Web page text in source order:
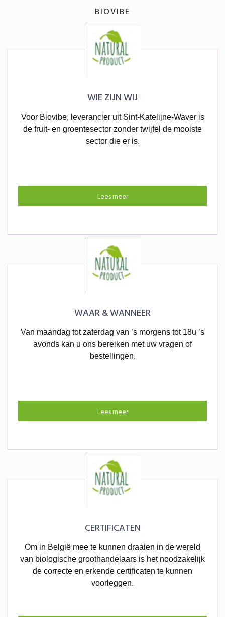
BIOVIBE
WIE ZIJN WIJ
Voor Biovibe, leverancier uit Sint-Katelijne-Waver is
de fruit- en groentesector zonder twijfel de mooiste
sector die er is.
Lees meer
WAAR & WANNEER
Van maandag tot zaterdag van ’s morgens tot 18u ’s
avonds kan u ons bereiken met uw vragen of
bestellingen.
Lees meer
CERTIFICATEN
Om in België mee te kunnen draaien in de wereld
van biologische groothandelaars is het noodzakelijk
de correcte en erkende certificaten te kunnen
voorleggen.